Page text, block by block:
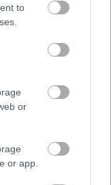
to
or
or app.